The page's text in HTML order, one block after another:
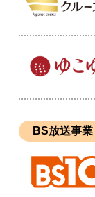
BS放送事業